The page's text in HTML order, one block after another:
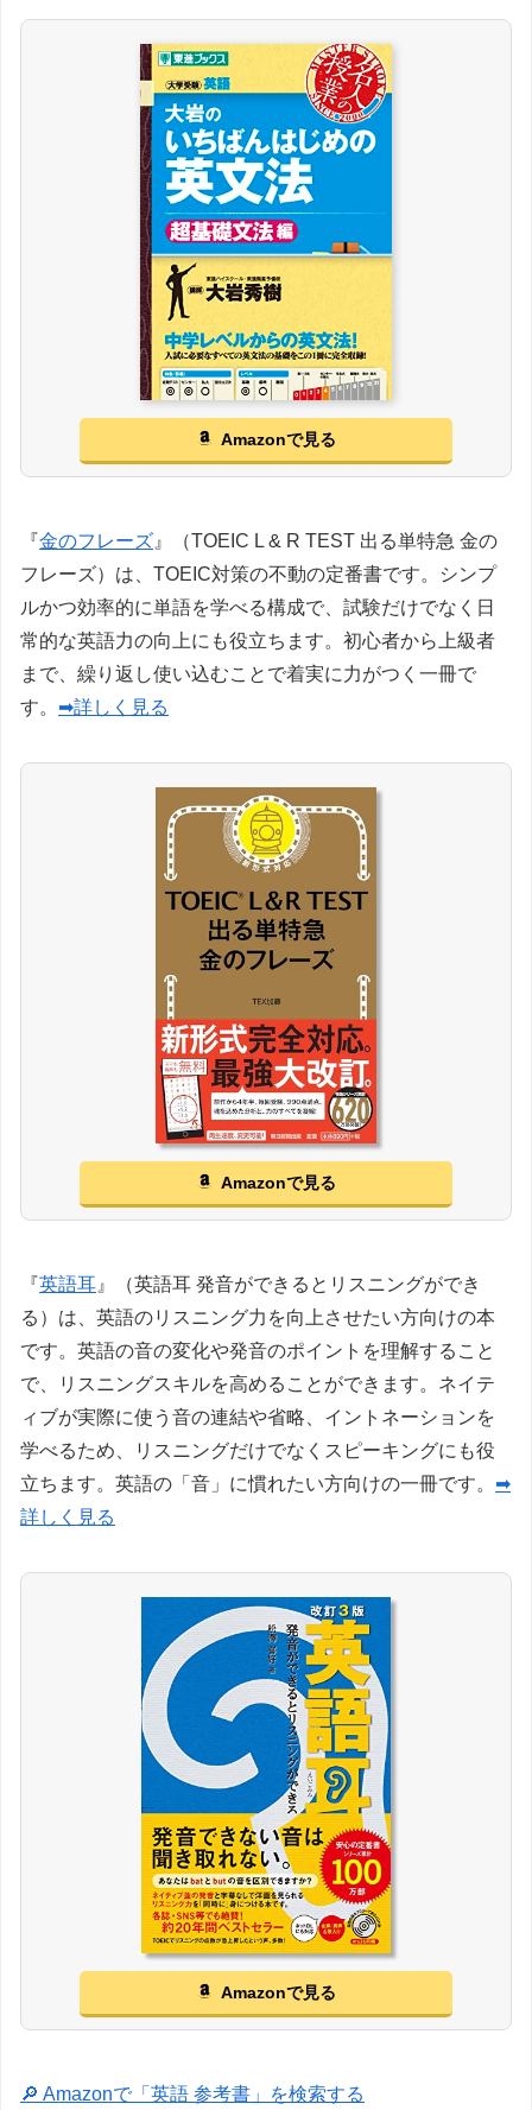
Amazonで見る
『金のフレーズ 』（TOEIC L & R TEST 出る単特急 金の
フレーズ）は、TOEIC対策の不動の定番書です。シンプ
ルかつ効率的に単語を学べる構成で、試験だけでなく日
常的な英語力の向上にも役立ちます。初心者から上級者
まで、繰り返し使い込むことで着実に力がつく一冊で
す。 ➡詳しく見る
Amazonで見る
『英語耳 』（英語耳 発音ができるとリスニングができ
る）は、英語のリスニング力を向上させたい方向けの本
です。英語の音の変化や発音のポイントを理解すること
で、リスニングスキルを高めることができます。ネイテ
ィブが実際に使う音の連結や省略、イントネーションを
学べるため、リスニングだけでなくスピーキングにも役
立ちます。英語の「音」に慣れたい方向けの一冊です。 ➡
詳しく見る
Amazonで見る
🔎 Amazonで「英語 参考書」を検索する